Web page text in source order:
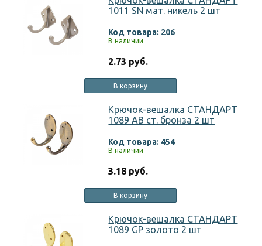
1011 SN мат. никель 2 шт
Код товара: 206
В наличии
2.73 руб.
В корзину
Крючок-вешалка СТАНДАРТ
1089 AB ст. бронза 2 шт
Код товара: 454
В наличии
3.18 руб.
В корзину
Крючок-вешалка СТАНДАРТ
1089 GP золото 2 шт